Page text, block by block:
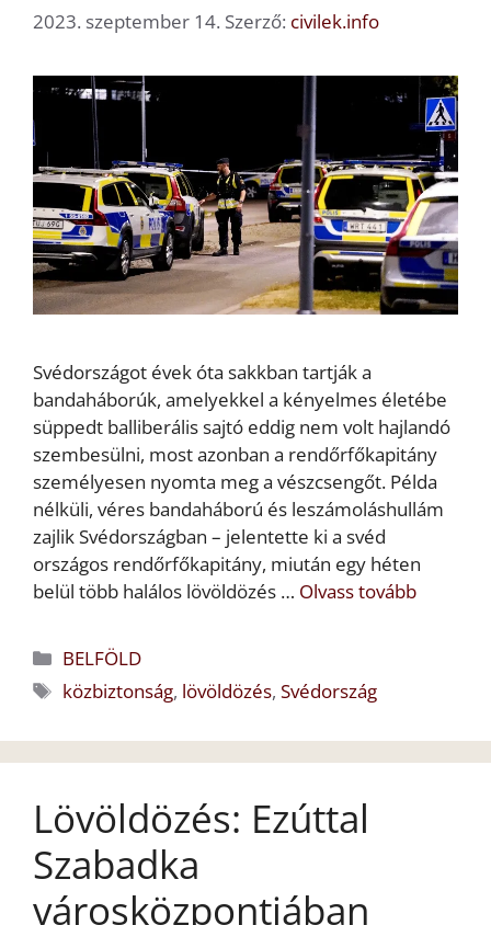
2023. szeptember 14. Szerző: civilek.info
Svédországot évek óta sakkban tartják a
bandaháborúk, amelyekkel a kényelmes életébe
süppedt balliberális sajtó eddig nem volt hajlandó
szembesülni, most azonban a rendőrfőkapitány
személyesen nyomta meg a vészcsengőt. Példa
nélküli, véres bandaháború és leszámoláshullám
zajlik Svédországban – jelentette ki a svéd
országos rendőrfőkapitány, miután egy héten
belül több halálos lövöldözés … Olvass tovább
Kategória
BELFÖLD
Címkék
közbiztonság, lövöldözés,Svédország
Lövöldözés: Ezúttal
Szabadka
városközpontjában